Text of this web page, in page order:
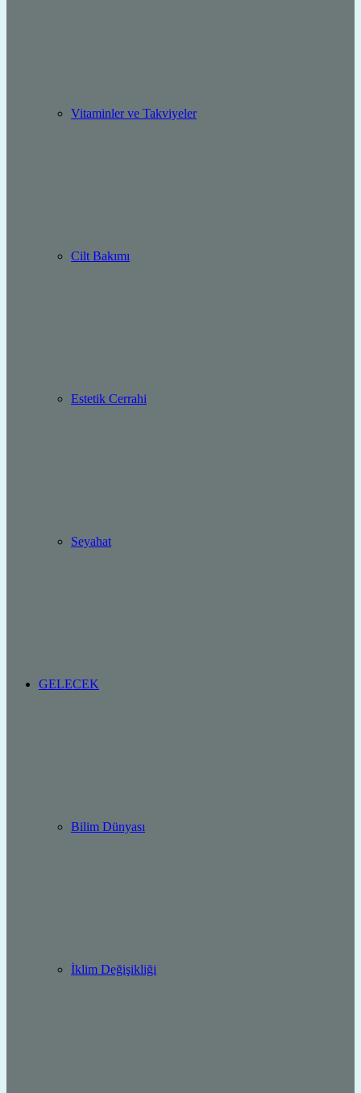
Vitaminler ve Takviyeler
Cilt Bakımı
Estetik Cerrahi
Seyahat
GELECEK
Bilim Dünyası
İklim Değişikliği